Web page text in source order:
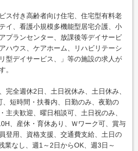
ス付き高齢者向け住宅、住宅型有料老
イ、看護小規模多機能型居宅介護、小
プランセンター、放課後等デイサービ
ハウス、ケアホーム、リハビリテーシ
型デイサービス、」等の施設の求人が
。
完全週休2日、土日祝休み、土日休み、
、短時間・扶養内、日勤のみ、夜勤の
主夫歓迎、曜日相談可、土日祝のみ、
、産休・育休あり、Ｗワーク可、賞与
登用、資格支援、交通費支給、土日の
業なし、週1～2日からOK、週3日～